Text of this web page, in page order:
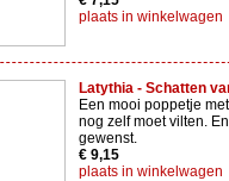
plaats in winkelwagen
Latythia - Schatten
Een mooi poppetje
nog zelf moet vilten.
gewenst.
€ 9,15
plaats in winkelwagen